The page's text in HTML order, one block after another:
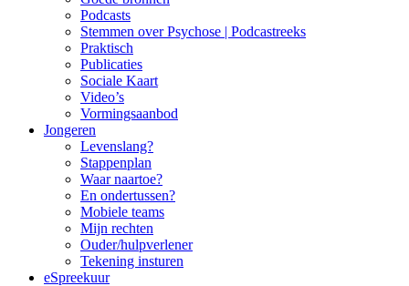
Podcasts
Stemmen over Psychose | Podcastreeks
Praktisch
Publicaties
Sociale Kaart
Video’s
Vormingsaanbod
Jongeren
Levenslang?
Stappenplan
Waar naartoe?
En ondertussen?
Mobiele teams
Mijn rechten
Ouder/hulpverlener
Tekening insturen
eSpreekuur